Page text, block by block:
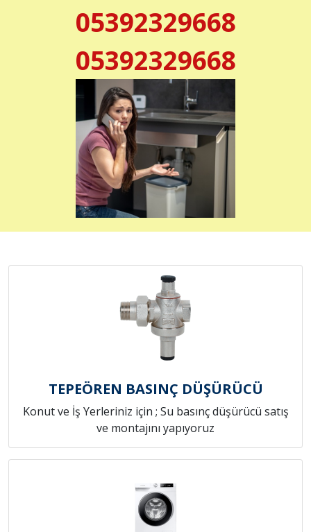
05392329668
05392329668
TEPEÖREN BASINÇ DÜŞÜRÜCÜ
Konut ve İş Yerleriniz için ; Su basınç düşürücü satış
ve montajını yapıyoruz